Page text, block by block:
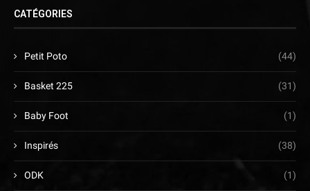
CATÉGORIES
Petit Poto (44)
Basket 225 (31)
Baby Foot (1)
Inspirés (38)
ODK (1)